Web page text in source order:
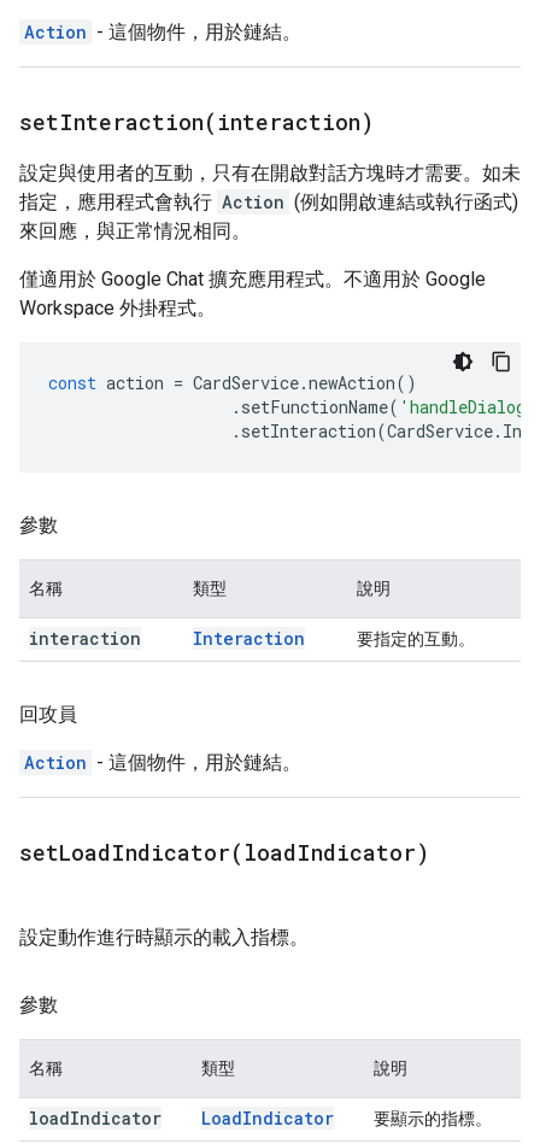
Action - 這個物件，用於鏈結。
setInteraction( interaction)
設定與使用者的互動，只有在開啟對話方塊時才需要。如未
指定，應用程式會執行 Action (例如開啟連結或執行函式)
來回應，與正常情況相同。
僅適用於 Google Chat 擴充應用程式。不適用於 Google
Workspace 外掛程式。
const action = CardService.newAction()
. setFunctionName( 'handleDialog'
. setInteraction(CardService.
參數
名稱 類型 說明
interaction Interaction 要指定的互動。
回攻員
Action - 這個物件，用於鏈結。
setLoadIndicator( loadIndicator)
設定動作進行時顯示的載入指標。
參數
名稱 類型 說明
loadIndicator LoadIndicator 要顯示的指標。